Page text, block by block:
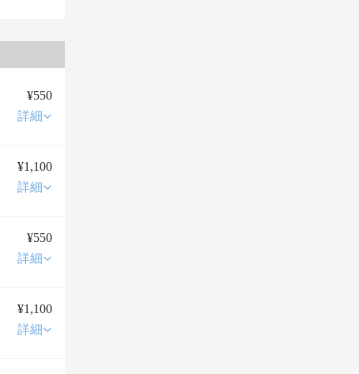
¥550
詳細
¥1,100
詳細
¥550
詳細
¥1,100
詳細